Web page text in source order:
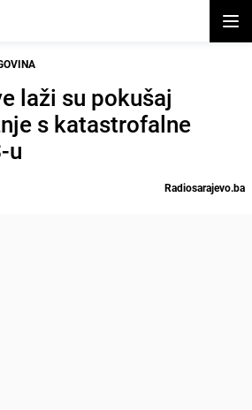
laži su pokušaj
s katastrofalne
u
Radiosarajevo.ba